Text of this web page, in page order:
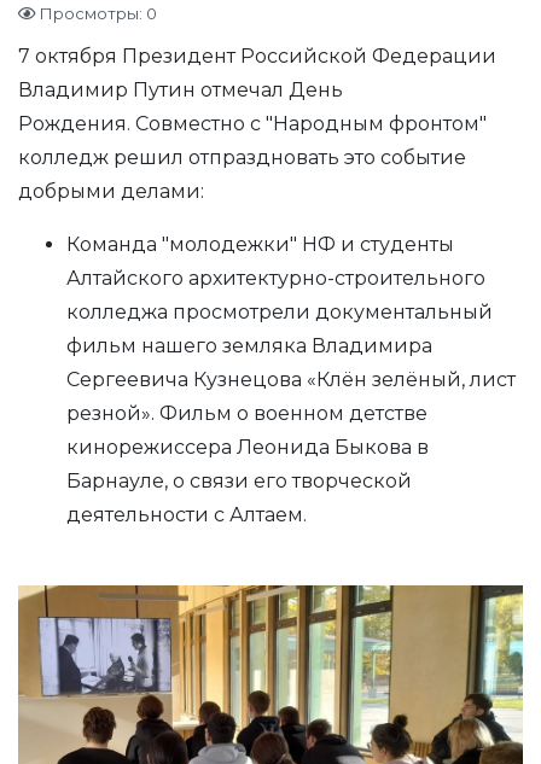
Просмотры: 0
7 октября Президент Российской Федерации
Владимир Путин отмечал День
Рождения. Совместно с "Народным фронтом"
колледж решил отпраздновать это событие
добрыми делами:
Команда "молодежки" НФ и студенты
Алтайского архитектурно-строительного
колледжа просмотрели документальный
фильм нашего земляка Владимира
Сергеевича Кузнецова «Клён зелёный, лист
резной». Фильм о военном детстве
кинорежиссера Леонида Быкова в
Барнауле, о связи его творческой
деятельности с Алтаем.